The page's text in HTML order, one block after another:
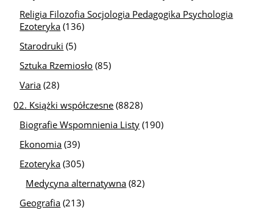
Religia Filozofia Socjologia Pedagogika Psychologia
Ezoteryka (136)
Starodruki (5)
Sztuka Rzemiosło (85)
Varia (28)
02. Książki współczesne (8828)
Biografie Wspomnienia Listy (190)
Ekonomia (39)
Ezoteryka (305)
Medycyna alternatywna (82)
Geografia (213)